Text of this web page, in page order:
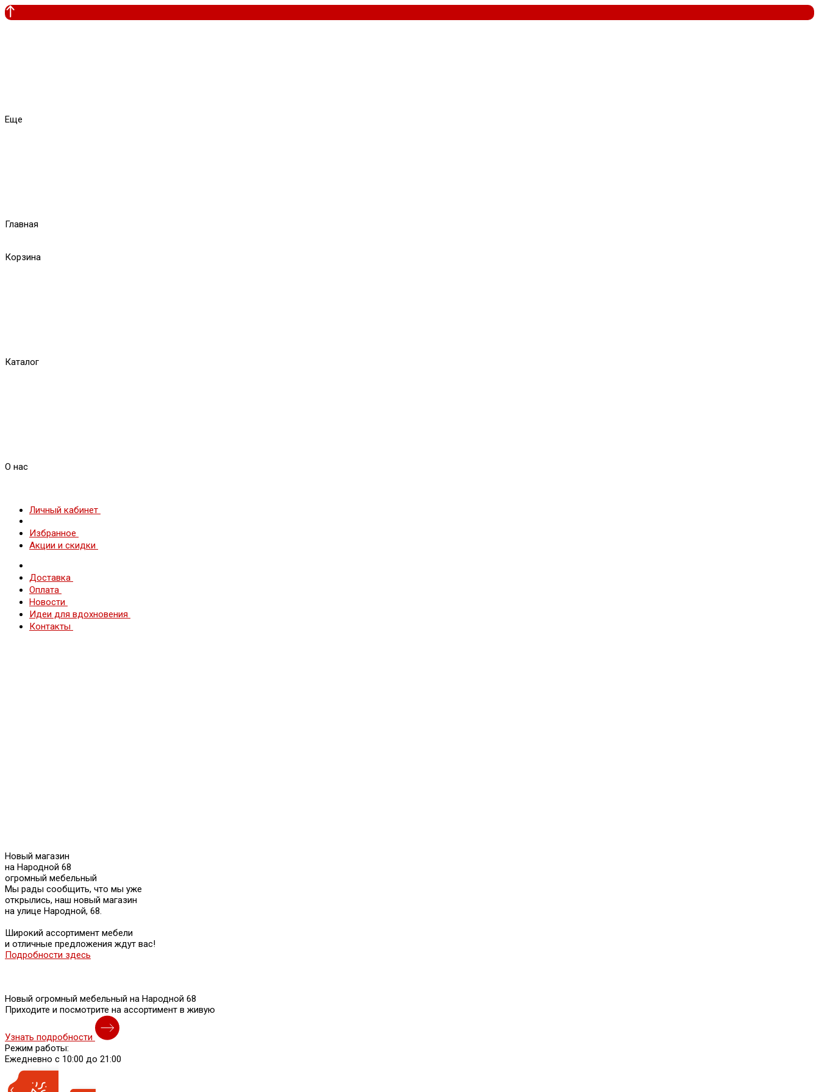
Еще
Главная
Корзина
Каталог
О нас
Личный кабинет
Избранное
Акции и скидки
Доставка
Оплата
Новости
Идеи для вдохновения
Контакты
Новый магазин
на Народной 68
огромный мебельный
Мы рады сообщить, что мы уже
открылись, наш новый магазин
на улице Народной, 68.
Широкий ассортимент мебели
и отличные предложения ждут вас!
Подробности здесь
Новый огромный мебельный на Народной 68
Приходите и посмотрите на ассортимент в живую
Узнать подробности
Режим работы:
Ежедневно с 10:00 до 21:00